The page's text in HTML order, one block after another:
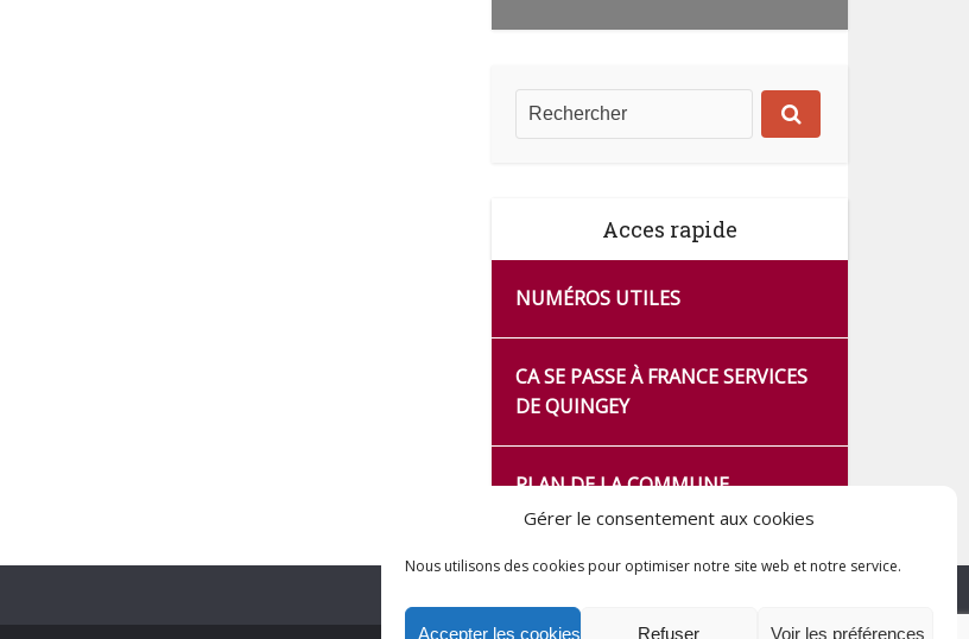
Gérer le consentement aux cookies
Nous utilisons des cookies pour optimiser notre site web et notre service.
Accepter les cookies Refuser Voir les préférences
Acces rapide
NUMÉROS UTILES
CA SE PASSE À FRANCE SERVICES
DE QUINGEY
PLAN DE LA COMMUNE